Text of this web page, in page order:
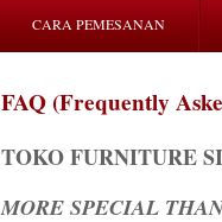
CARA PEMESANAN
FAQ (Frequently
TOKO FURNITURE
MORE SPECIAL